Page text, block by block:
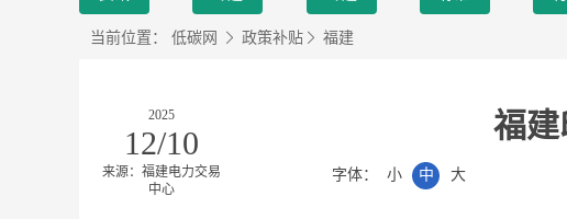
当前位置： 低碳网 政策补贴 福建
2025
12/10
来源：福建电力交易
中心
福建
字体： 小 中 大